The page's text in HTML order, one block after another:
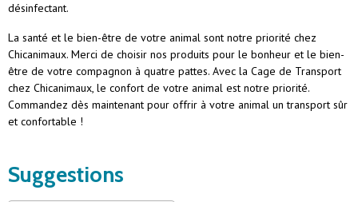
désinfectant.
La santé et le bien-être de votre animal sont notre priorité chez
Chicanimaux. Merci de choisir nos produits pour le bonheur et le bien-
être de votre compagnon à quatre pattes. Avec la Cage de Transport
chez Chicanimaux, le confort de votre animal est notre priorité.
Commandez dès maintenant pour offrir à votre animal un transport sûr
et confortable !
Suggestions